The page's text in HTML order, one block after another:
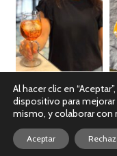
Al hacer clic en
dispositivo para mejorar
mismo, y colaborar con
Aceptar